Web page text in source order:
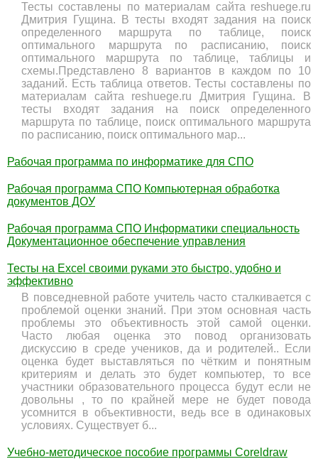
Тесты составлены по материалам сайта reshuege.ru
Дмитрия Гущина. В тесты входят задания на поиск
определенного маршрута по таблице, поиск
оптимального маршрута по расписанию, поиск
оптимального маршрута по таблице, таблицы и
схемы.Представлено 8 вариантов в каждом по 10
заданий. Есть таблица ответов. Тесты составлены по
материалам сайта reshuege.ru Дмитрия Гущина. В
тесты входят задания на поиск определенного
маршрута по таблице, поиск оптимального маршрута
по расписанию, поиск оптимального мар...
Рабочая программа по информатике для СПО
Рабочая программа СПО Компьютерная обработка
документов ДОУ
Рабочая программа СПО Информатики специальность
Документационное обеспечение управления
Тесты на Excel своими руками это быстро, удобно и
эффективно
В повседневной работе учитель часто сталкивается с
проблемой оценки знаний. При этом основная часть
проблемы это объективность этой самой оценки.
Часто любая оценка это повод организовать
дискуссию в среде учеников, да и родителей.. Если
оценка будет выставляться по чётким и понятным
критериям и делать это будет компьютер, то все
участники образовательного процесса будут если не
довольны , то по крайней мере не будет повода
усомнится в объективности, ведь все в одинаковых
условиях. Существует б...
Учебно-методическое пособие программы Coreldraw